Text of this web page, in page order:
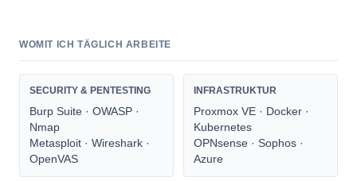
WOMIT ICH TÄGLICH ARBEITE
SECURITY & PENTESTING
Burp Suite · OWASP ·
Nmap
Metasploit · Wireshark ·
OpenVAS
INFRASTRUKTUR
Proxmox VE · Docker ·
Kubernetes
OPNsense · Sophos ·
Azure